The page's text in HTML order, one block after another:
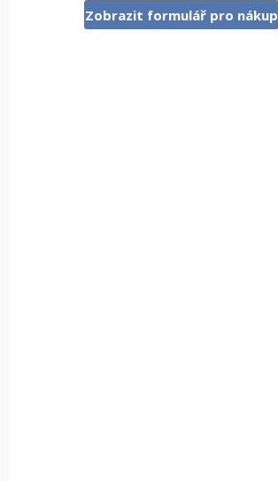
Zobrazit formulář pro nákup